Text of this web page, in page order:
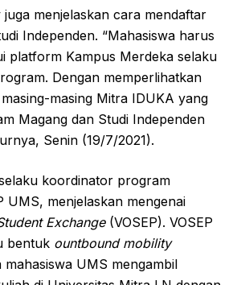
menjelaskan cara mendaftar
Independen. “Mahasiswa harus
platform Kampus Merdeka selaku
Dengan memperlihatkan
masing Mitra IDUKA yang
Magang dan Studi Independen
Senin (19/7/2021).
koordinator program
UMS, menjelaskan mengenai
Exchange(VOSEP). VOSEP
bentuk ountbound mobility
UMS mengambil